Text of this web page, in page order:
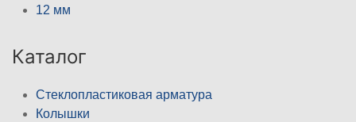
12 мм
Каталог
Стеклопластиковая арматура
Колышки